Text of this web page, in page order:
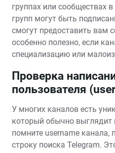
группах или сообществах
групп могут быть
смогут предоставить вам
особенно полезно‚ если
специализацию или
Проверка
пользователя
У многих каналов есть
который обычно выглядит
помните username канала‚
строку поиска Telegram.